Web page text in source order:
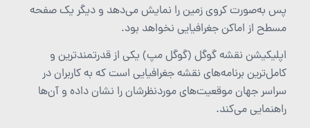
پس به‌صورت کروی زمین را نمایش می‌دهد و دیگر یک صفحه
مسطح از اماکن جغرافیایی نخواهد بود.
اپلیکیشن نقشه گوگل (گوگل مپ) یکی از قدرتمندترین و
کامل‌ترین برنامه‌های نقشه جغرافیایی است که به کاربران در
سراسر جهان موقعیت‌های موردنظرشان را نشان داده و آن‌ها
راهنمایی می‌کند.